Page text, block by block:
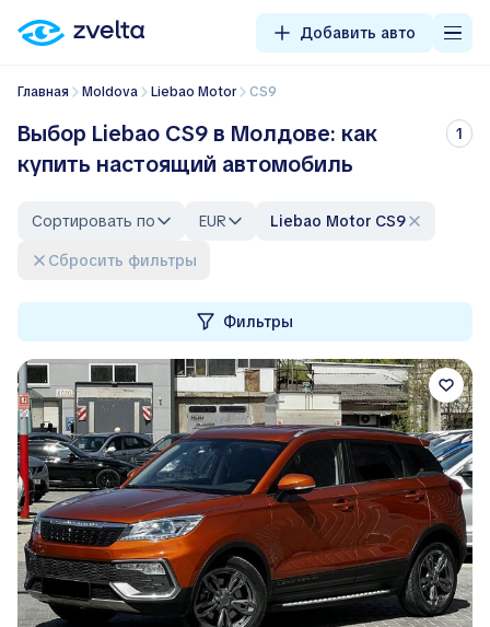
Добавить авто
Главная Moldova Liebao Motor CS9
Выбор Liebao CS9 в Молдове: как
купить настоящий автомобиль
1
Сортировать по EUR
Liebao Motor CS9
Сбросить фильтры
Фильтры